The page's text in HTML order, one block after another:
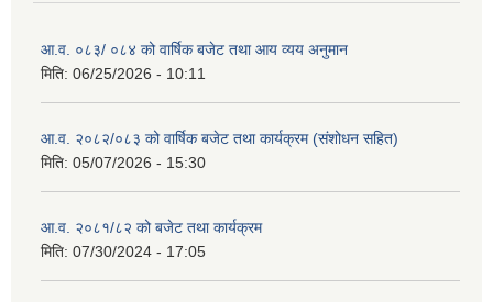
आ.व. ०८३/ ०८४ को वार्षिक बजेट तथा आय व्यय अनुमान
मिति: 06/25/2026 - 10:11
आ.व. २०८२/०८३ को वार्षिक बजेट तथा कार्यक्रम (संशोधन सहित)
मिति: 05/07/2026 - 15:30
आ.व. २०८१/८२ को बजेट तथा कार्यक्रम
मिति: 07/30/2024 - 17:05